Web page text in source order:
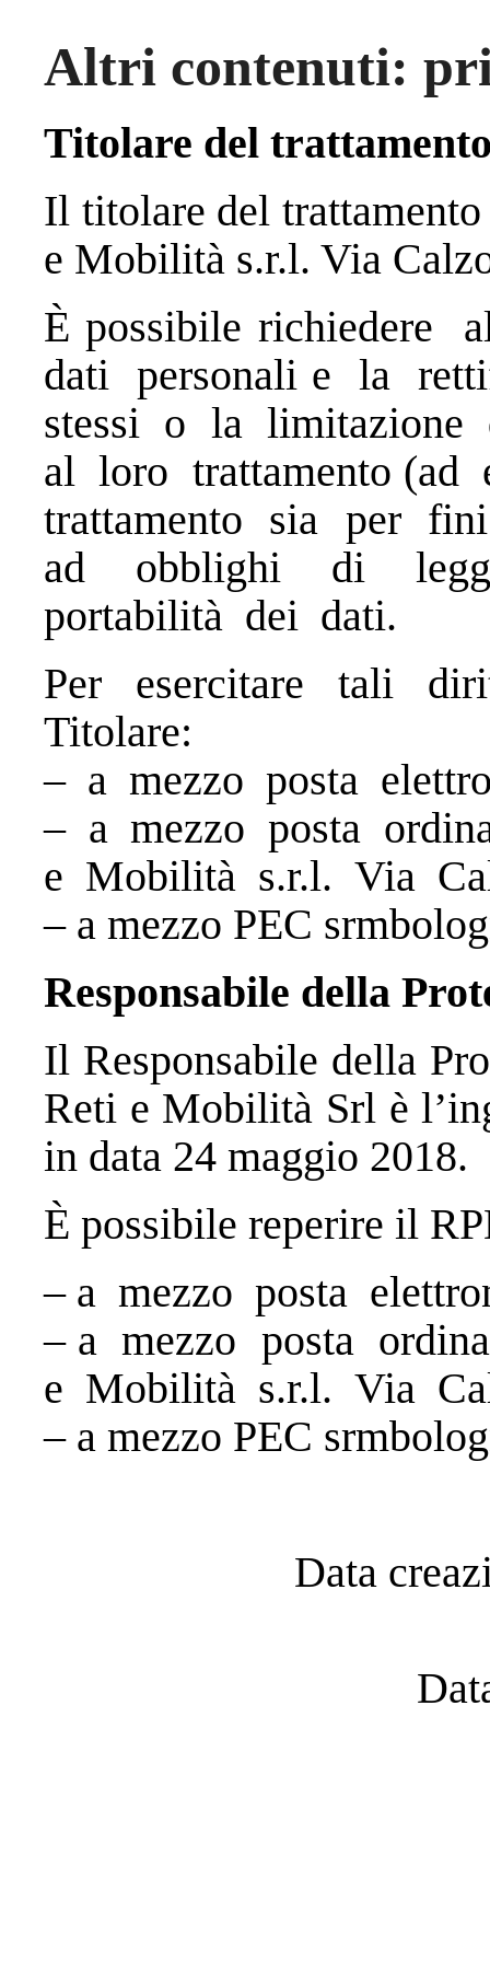
Altri contenuti:
Titolare del
Il titolare del
e Mobilità s.r.l. Via
È possibile
dati personali e la
stessi o la
al loro trattamento
trattamento sia per
ad obblighi di
portabilità dei dati.
Per esercitare tali
Titolare:
– a mezzo posta
– a mezzo posta
e Mobilità s.r.l. Via
– a mezzo PEC
Responsabile della
Il Responsabile della
Reti e Mobilità Srl è
in data 24 maggio 2018.
È possibile reperire il
– a mezzo posta
– a mezzo posta
e Mobilità s.r.l. Via
– a mezzo PEC
Data